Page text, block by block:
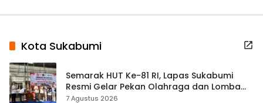
Kota Sukabumi
Semarak HUT Ke-81 RI, Lapas Sukabumi
Resmi Gelar Pekan Olahraga dan Lomba
Tradisional
7 Agustus 2026